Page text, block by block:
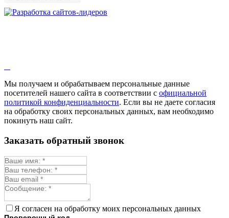
Змееголовник
Мыльнянка
Мята
Овсяный корень
Огуречная трава
Пустырник
Репешок
Синюха
Смесь лекарственных
Стевия
Тимьян ползучий (чабрец)
Мы получаем и обрабатываем персональные данные
посетителей нашего сайта в соответствии с официальной
политикой конфиденциальности. Если вы не даете согласия
на обработку своих персональных данных, вам необходимо
покинуть наш сайт.
Заказать обратный звонок
Я согласен на обработку моих персональных данных